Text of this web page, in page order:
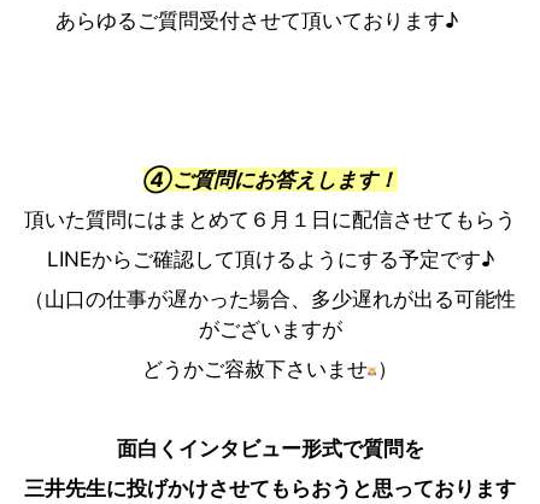
あらゆるご質問受付させて頂いております♪
④ご質問にお答えします！
頂いた質問にはまとめて６月１日に配信させてもらう
LINEからご確認して頂けるようにする予定です♪
（山口の仕事が遅かった場合、多少遅れが出る可能性
がございますが
どうかご容赦下さいませ ）
面白くインタビュー形式で質問を
三井先生に投げかけさせてもらおうと思っております